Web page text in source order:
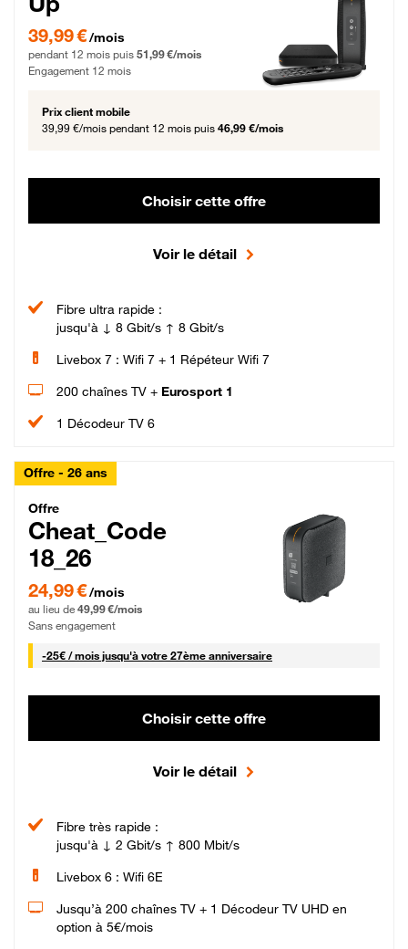
39,99 € par mois pendant 12 mois puis 51,99 € par mois, Engagement 12 mois
39,99 €/mois
pendant 12 mois puis 51,99 €/mois
Engagement 12 mois
Prix client mobile
39,99 €/mois pendant 12 mois puis 46,99 €/mois
Choisir cette offre
Voir le détail
Fibre ultra rapide :
jusqu'à ↓ 8 Gbit/s ↑ 8 Gbit/s
Livebox 7 : Wifi 7 + 1 Répéteur Wifi 7
200 chaînes TV + Eurosport 1
1 Décodeur TV 6
Offre - 26 ans
Cheat_Code Fibre_18_26
Offre
Cheat_Code
18_26
24,99 € par mois pendant 0 mois puis 49,99 € par mois, Sans engagement
24,99 €/mois
au lieu de 49,99 €/mois
Sans engagement
-25€ / mois25 € par mois
jusqu'à votre 27ème anniversaire
Choisir cette offre
Voir le détail
Fibre très rapide :
jusqu'à ↓ 2 Gbit/s ↑ 800 Mbit/s
Livebox 6 : Wifi 6E
Jusqu’à 200 chaînes TV + 1 Décodeur TV UHD en
option à 5€/mois